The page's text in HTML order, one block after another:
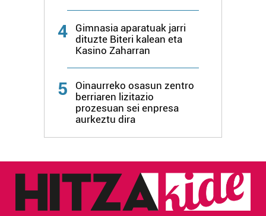
4
Gimnasia aparatuak jarri
dituzte Biteri kalean eta
Kasino Zaharran
5
Oinaurreko osasun zentro
berriaren lizitazio
prozesuan sei enpresa
aurkeztu dira